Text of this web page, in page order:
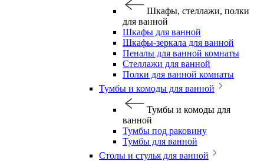
Шкафы, стеллажи, полки
для ванной
Шкафы для ванной
Шкафы-зеркала для ванной
Пеналы для ванной комнаты
Стеллажи для ванной
Полки для ванной комнаты
Тумбы и комоды для ванной
Тумбы и комоды для
ванной
Тумбы под раковину
Тумбы для ванной
Столы и стулья для ванной